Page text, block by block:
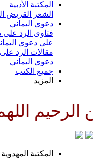
الأدبية
الشعر الشعبي
اليماني
الرد على دعوى اليماني
دعوى اليماني كتب الرد
الرد على دعوى اليماني
كن
المهدوية